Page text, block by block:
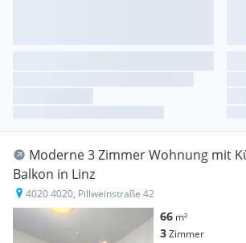
Moderne 3 Zimmer Wohnung mit
Balkon in Linz
4020 4020, Pillweinstraße 42
66 m²
3Zimmer